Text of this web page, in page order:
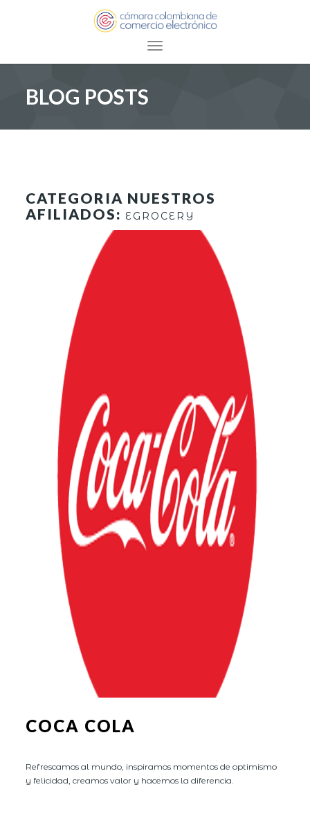
Toggle navigation
BLOG POSTS
CATEGORIA NUESTROS
AFILIADOS: EGROCERY
COCA COLA
Refrescamos al mundo, inspiramos momentos de optimismo
y felicidad, creamos valor y hacemos la diferencia.